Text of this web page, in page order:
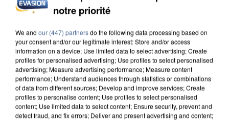
INCENDIES : L’ÎLE-DE-FRANCE LANCE UN ÉLAN
notre priorité
We and our (447) partnersdo the following data processing based on
your consent and/or our legitimate interest: Store and/or access
information on a device; Use limited data to select advertising; Create
profiles for personalised advertising; Use profiles to select personalised
advertising; Measure advertising performance; Measure content
performance; Understand audiences through statistics or combinations
of data from different sources; Develop and improve services; Create
profiles to personalise content; Use profiles to select personalised
content; Use limited data to select content; Ensure security, prevent and
detect fraud, and fix errors; Deliver and present advertising and content;